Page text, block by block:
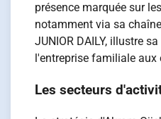
présence marquée sur
notamment via sa
JUNIOR DAILY, illustre
l'entreprise familiale
Les secteurs